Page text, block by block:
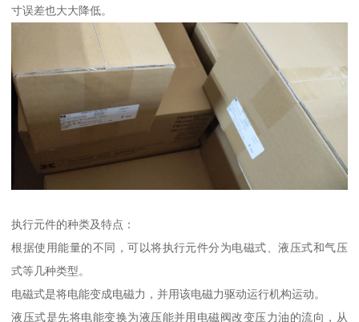
寸误差也大大降低。
执行元件的种类及特点：
根据使用能量的不同，可以将执行元件分为电磁式、液压式和气压
式等几种类型。
电磁式是将电能变成电磁力，并用该电磁力驱动运行机构运动。
液压式是先将电能变换为液压能并用电磁阀改变压力油的流向，从